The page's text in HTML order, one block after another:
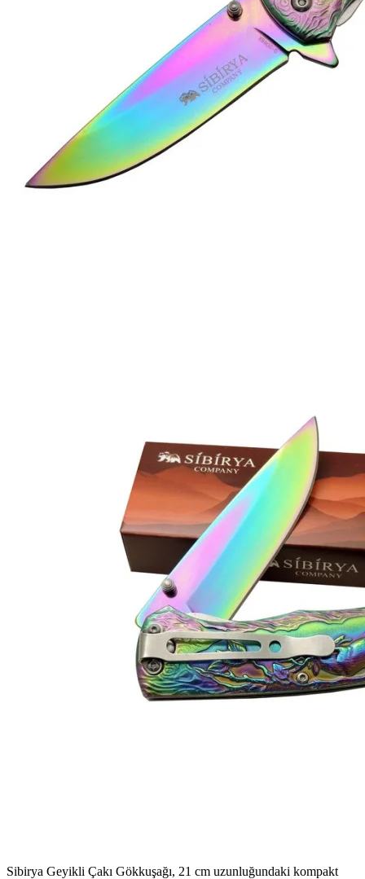
Sibirya Geyikli Çakı Gökkuşağı, 21 cm uzunluğundaki kompakt